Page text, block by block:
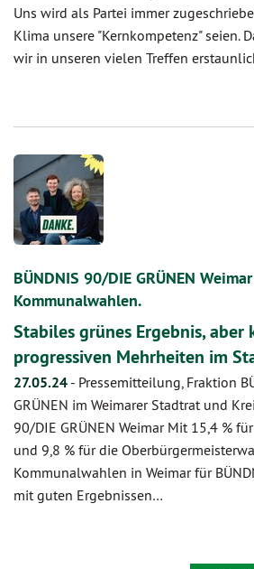
Uns wird als Partei immer
Klima unsere "Kernkompetenz" seien.
wir in unseren vielen Treffen
BÜNDNIS 90/DIE GRÜNEN
Kommunalwahlen.
Stabiles grünes Ergebnis, aber
progressiven Mehrheiten im
27.05.24 - Pressemitteilung, Fraktion
GRÜNEN im Weimarer Stadtrat und
90/DIE GRÜNEN Weimar Mit 15,4 %
und 9,8 % für die
Kommunalwahlen in Weimar für
mit guten Ergebnissen…